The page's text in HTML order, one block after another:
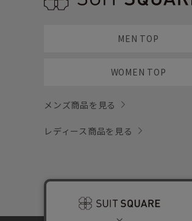
MEN TOP
WOMEN TOP
メンズ商品を見る
レディース商品を見る